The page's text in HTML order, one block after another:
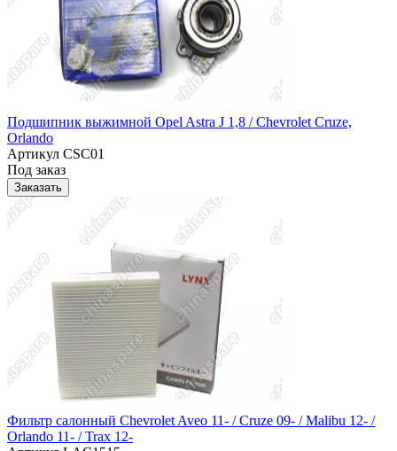
Подшипник выжимной Opel Astra J 1,8 / Chevrolet Cruze,
Orlando
Артикул CSC01
Под заказ
Заказать
Фильтр салонный Chevrolet Aveo 11- / Cruze 09- / Malibu 12- /
Orlando 11- / Trax 12-